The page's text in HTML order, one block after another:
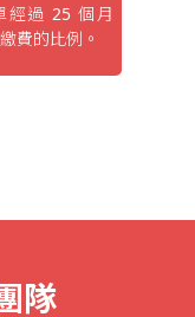
經過 25 個月
費的比例。
隊